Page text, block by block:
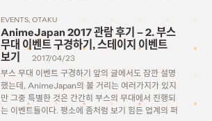
3홀에, […]
EVENTS OTAKU
AnimeJapan 2017 관람 후기 – 2. 부스
무대 이벤트 구경하기, 스테이지 이벤트
보기
2017/04/23
부스 무대 이벤트 구경하기 앞의 글에서도 잠깐 설명
했는데, AnimeJapan의 볼 거리는 여러가지가 있지
만 그중 특별한 것은 간간히 부스의 무대에서 진행되
는 이벤트들이다. 평소에 좀처럼 보기 힘든 업계의 퍼